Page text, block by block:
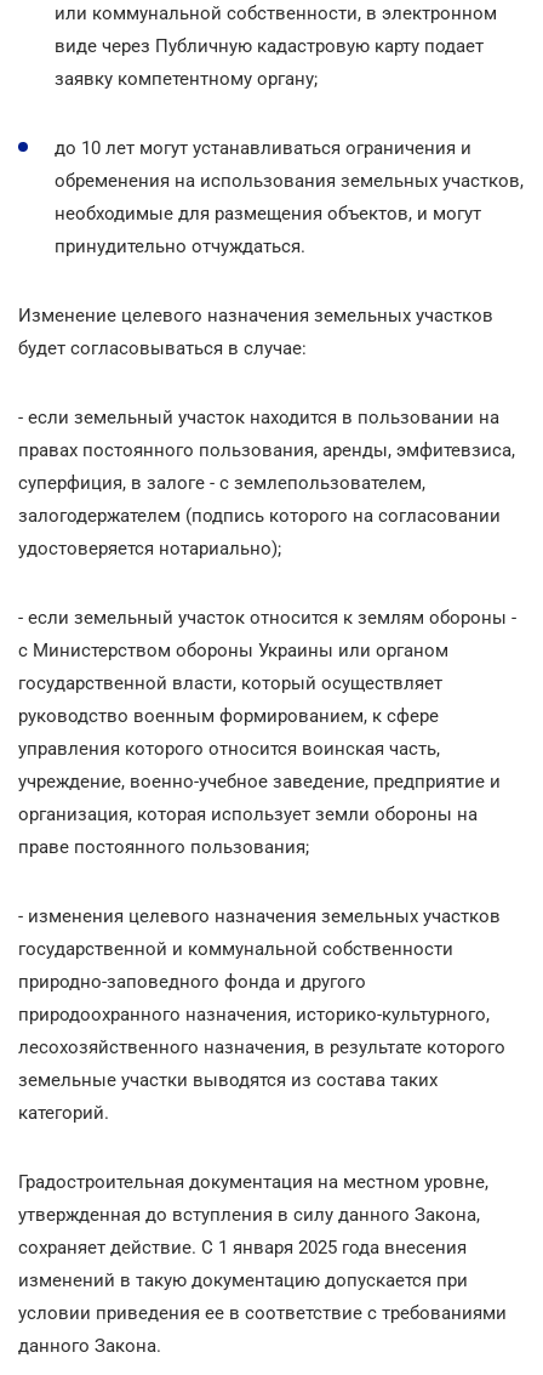
или коммунальной собственности, в электронном
виде через Публичную кадастровую карту подает
заявку компетентному органу;
до 10 лет могут устанавливаться ограничения и
обременения на использования земельных участков,
необходимые для размещения объектов, и могут
принудительно отчуждаться.
Изменение целевого назначения земельных участков
будет согласовываться в случае:
- если земельный участок находится в пользовании на
правах постоянного пользования, аренды, эмфитевзиса,
суперфиция, в залоге - с землепользователем,
залогодержателем (подпись которого на согласовании
удостоверяется нотариально);
- если земельный участок относится к землям обороны -
с Министерством обороны Украины или органом
государственной власти, который осуществляет
руководство военным формированием, к сфере
управления которого относится воинская часть,
учреждение, военно-учебное заведение, предприятие и
организация, которая использует земли обороны на
праве постоянного пользования;
- изменения целевого назначения земельных участков
государственной и коммунальной собственности
природно-заповедного фонда и другого
природоохранного назначения, историко-культурного,
лесохозяйственного назначения, в результате которого
земельные участки выводятся из состава таких
категорий.
Градостроительная документация на местном уровне,
утвержденная до вступления в силу данного Закона,
сохраняет действие. С 1 января 2025 года внесения
изменений в такую документацию допускается при
условии приведения ее в соответствие с требованиями
данного Закона.